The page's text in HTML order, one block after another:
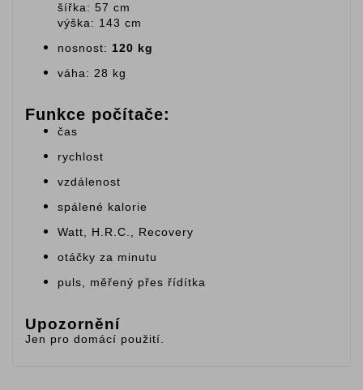
šířka: 57 cm
výška: 143 cm
nosnost: 120 kg
váha: 28 kg
Funkce počítače:
čas
rychlost
vzdálenost
spálené kalorie
Watt, H.R.C., Recovery
otáčky za minutu
puls, měřený přes řídítka
Upozornění
Jen pro domácí použití.